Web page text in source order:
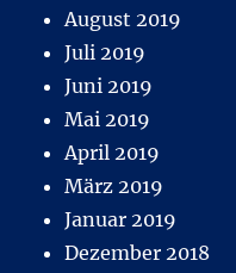
August 2019
Juli 2019
Juni 2019
Mai 2019
April 2019
März 2019
Januar 2019
Dezember 2018